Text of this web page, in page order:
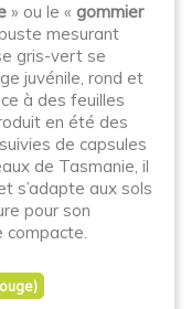
» ou le « gommier
mesurant
gris-vert se
juvénile, rond et
à des feuilles
en été des
de capsules
de Tasmanie, il
s’adapte aux sols
pour son